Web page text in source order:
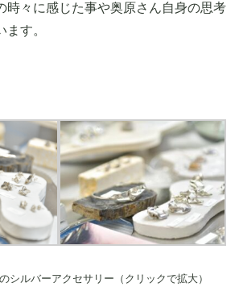
時々に感じた事や奥原さん自身の思考
す。
シルバーアクセサリー（クリックで拡大）